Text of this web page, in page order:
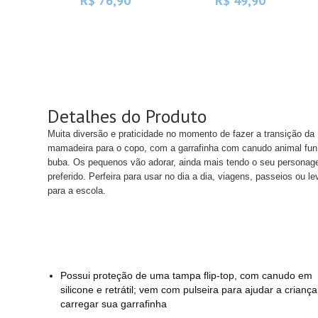
Detalhes do Produto
Muita diversão e praticidade no momento de fazer a transição da
mamadeira para o copo, com a garrafinha com canudo animal fun
buba. Os pequenos vão adorar, ainda mais tendo o seu
preferido. Perfeira para usar no dia a dia, viagens, passeios ou
para a escola.
Possui proteção de uma tampa flip-top, com canudo em
silicone e retrátil; vem com pulseira para ajudar a criança
carregar sua garrafinha